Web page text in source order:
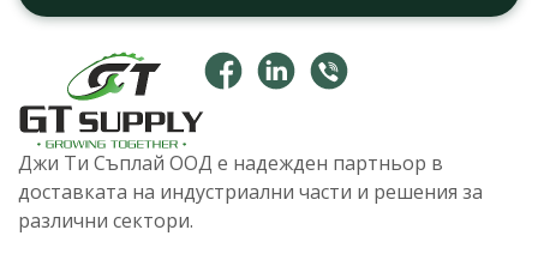
Джи Ти Съплай ООД е надежден партньор в
доставката на индустриални части и решения за
различни сектори.